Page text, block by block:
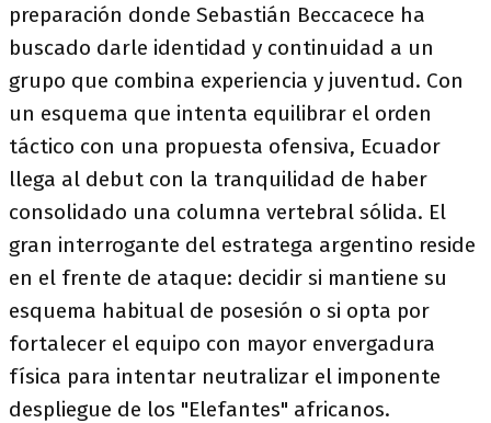
preparación donde Sebastián Beccacece ha
buscado darle identidad y continuidad a un
grupo que combina experiencia y juventud. Con
un esquema que intenta equilibrar el orden
táctico con una propuesta ofensiva, Ecuador
llega al debut con la tranquilidad de haber
consolidado una columna vertebral sólida. El
gran interrogante del estratega argentino reside
en el frente de ataque: decidir si mantiene su
esquema habitual de posesión o si opta por
fortalecer el equipo con mayor envergadura
física para intentar neutralizar el imponente
despliegue de los "Elefantes" africanos.